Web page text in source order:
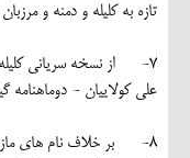
تازه به كليله و دمنه و مرزبان
7- از نسخه سریانی کلیله
علی کولاییان - دوماهنامه گیله وا شماره 162
8- بر خلاف نام های